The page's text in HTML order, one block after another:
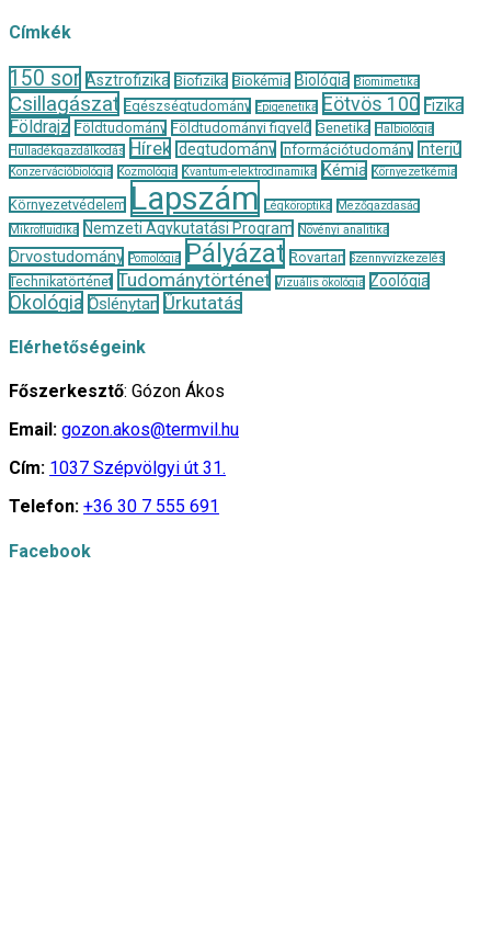
Címkék
150 sor Asztrofizika Biofizika Biokémia Biológia Biomimetika
Csillagászat Egészségtudomány Epigenetika Eötvös 100 Fizika
Földrajz Földtudomány Földtudományi figyelő Genetika
Halbiológia
Hulladékgazdálkodás
Hírek Idegtudomány Információtudomány Interjú
Konzervációbiológia Kozmológia Kvantum-elektrodinamika Kémia Környezetkémia
Környezetvédelem Lapszám Légköroptika
Mezőgazdaság
Mikrofluidika
Nemzeti Agykutatási Program Növényi analitika
Orvostudomány Pomológia Pályázat Rovartan Szennyvízkezelés
Technikatörténet Tudománytörténet Vizuális ökológia Zoológia
Ökológia Őslénytan Űrkutatás
Elérhetőségeink
Főszerkesztő: Gózon Ákos
Email: gozon.akos@termvil.hu
Cím: 1037 Szépvölgyi út 31.
Telefon: +36 30 7 555 691
Facebook